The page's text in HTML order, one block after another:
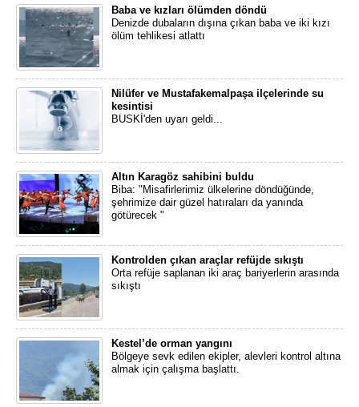
Baba ve kızları ölümden döndü
Denizde dubaların dışına çıkan baba ve iki kızı
ölüm tehlikesi atlattı
Nilüfer ve Mustafakemalpaşa ilçelerinde su
kesintisi
BUSKİ'den uyarı geldi...
Altın Karagöz sahibini buldu
Biba: "Misafirlerimiz ülkelerine döndüğünde,
şehrimize dair güzel hatıraları da yanında
götürecek "
Kontrolden çıkan araçlar refüjde sıkıştı
Orta refüje saplanan iki araç bariyerlerin arasında
sıkıştı
Kestel’de orman yangını
Bölgeye sevk edilen ekipler, alevleri kontrol altına
almak için çalışma başlattı.